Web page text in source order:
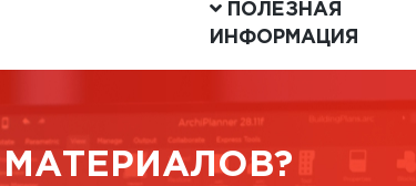
ПОЛЕЗНАЯ
ИНФОРМАЦИЯ